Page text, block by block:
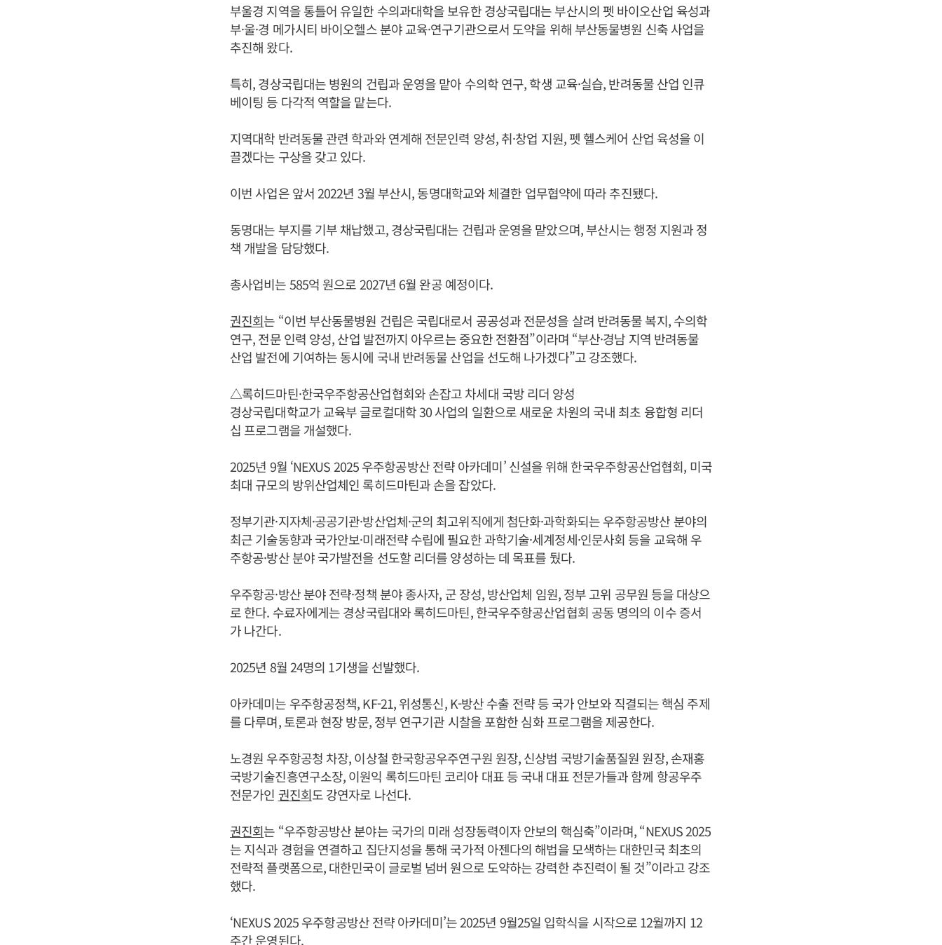
부울경 지역을 통틀어 유일한 수의과대학을 보유한 경상국립대는 부산시의 펫 바이오산업 육성과
부·울·경 메가시티 바이오헬스 분야 교육·연구기관으로서 도약을 위해 부산동물병원 신축 사업을
추진해 왔다.
특히, 경상국립대는 병원의 건립과 운영을 맡아 수의학 연구, 학생 교육·실습, 반려동물 산업 인큐
베이팅 등 다각적 역할을 맡는다.
지역대학 반려동물 관련 학과와 연계해 전문인력 양성, 취·창업 지원, 펫 헬스케어 산업 육성을 이
끌겠다는 구상을 갖고 있다.
이번 사업은 앞서 2022년 3월 부산시, 동명대학교와 체결한 업무협약에 따라 추진됐다.
동명대는 부지를 기부 채납했고, 경상국립대는 건립과 운영을 맡았으며, 부산시는 행정 지원과 정
책 개발을 담당했다.
총사업비는 585억 원으로 2027년 6월 완공 예정이다.
권진회는 “이번 부산동물병원 건립은 국립대로서 공공성과 전문성을 살려 반려동물 복지, 수의학
연구, 전문 인력 양성, 산업 발전까지 아우르는 중요한 전환점”이라며 “부산·경남 지역 반려동물
산업 발전에 기여하는 동시에 국내 반려동물 산업을 선도해 나가겠다”고 강조했다.
△록히드마틴·한국우주항공산업협회와 손잡고 차세대 국방 리더 양성
경상국립대학교가 교육부 글로컬대학 30 사업의 일환으로 새로운 차원의 국내 최초 융합형 리더
십 프로그램을 개설했다.
2025년 9월 ‘NEXUS 2025 우주항공방산 전략 아카데미’ 신설을 위해 한국우주항공산업협회, 미국
최대 규모의 방위산업체인 록히드마틴과 손을 잡았다.
정부기관·지자체·공공기관·방산업체·군의 최고위직에게 첨단화·과학화되는 우주항공방산 분야의
최근 기술동향과 국가안보·미래전략 수립에 필요한 과학기술·세계정세·인문사회 등을 교육해 우
주항공·방산 분야 국가발전을 선도할 리더를 양성하는 데 목표를 뒀다.
우주항공·방산 분야 전략·정책 분야 종사자, 군 장성, 방산업체 임원, 정부 고위 공무원 등을 대상으
로 한다. 수료자에게는 경상국립대와 록히드마틴, 한국우주항공산업협회 공동 명의의 이수 증서
가 나간다.
2025년 8월 24명의 1기생을 선발했다.
아카데미는 우주항공정책, KF-21, 위성통신, K-방산 수출 전략 등 국가 안보와 직결되는 핵심 주제
를 다루며, 토론과 현장 방문, 정부 연구기관 시찰을 포함한 심화 프로그램을 제공한다.
노경원 우주항공청 차장, 이상철 한국항공우주연구원 원장, 신상범 국방기술품질원 원장, 손재홍
국방기술진흥연구소장, 이원익 록히드마틴 코리아 대표 등 국내 대표 전문가들과 함께 항공우주
전문가인 권진회도 강연자로 나선다.
권진회는 “우주항공방산 분야는 국가의 미래 성장동력이자 안보의 핵심축”이라며, “NEXUS 2025
는 지식과 경험을 연결하고 집단지성을 통해 국가적 아젠다의 해법을 모색하는 대한민국 최초의
전략적 플랫폼으로, 대한민국이 글로벌 넘버 원으로 도약하는 강력한 추진력이 될 것”이라고 강조
했다.
‘NEXUS 2025 우주항공방산 전략 아카데미’는 2025년 9월25일 입학식을 시작으로 12월까지 12
주간 운영된다.